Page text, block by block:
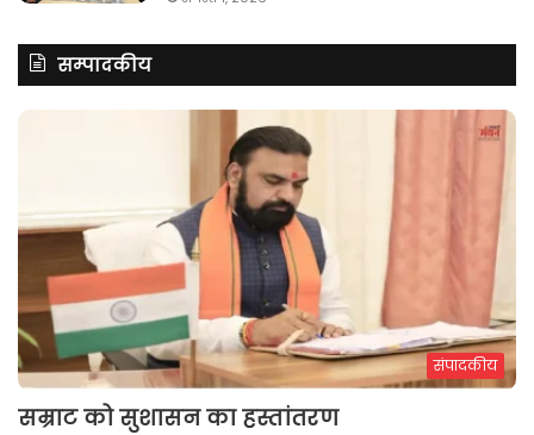
सम्पादकीय
संपादकीय
सम्राट को सुशासन का हस्तांतरण